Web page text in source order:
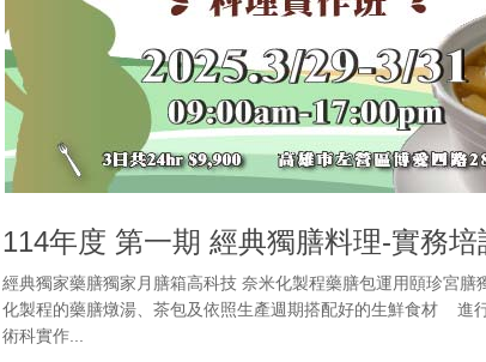
114年度 第一期 經典獨膳料理-實務培
經典獨家藥膳獨家月膳箱高科技 奈米化製程藥膳包運用頤珍宮膳
化製程的藥膳燉湯、茶包及依照生產週期搭配好的生鮮食材 進
術科實作...